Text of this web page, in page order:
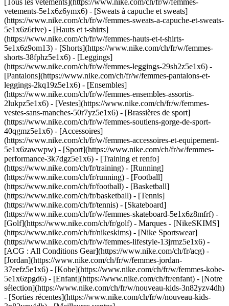
[Tous les vêtements](https://www.nike.com/ch/fr/w/femmes-
vetements-5e1x6z6ymx6) - [Sweats à capuche et sweats]
(https://www.nike.com/ch/fr/w/femmes-sweats-a-capuche-et-sweats-
5e1x6z6rive) - [Hauts et t-shirts]
(https://www.nike.com/ch/fr/w/femmes-hauts-et-t-shirts-
5e1x6z9om13) - [Shorts](https://www.nike.com/ch/fr/w/femmes-
shorts-38fphz5e1x6) - [Leggings]
(https://www.nike.com/ch/fr/w/femmes-leggings-29sh2z5e1x6) -
[Pantalons](https://www.nike.com/ch/fr/w/femmes-pantalons-et-
leggings-2kq19z5e1x6) - [Ensembles]
(https://www.nike.com/ch/fr/w/femmes-ensembles-assortis-
2lukpz5e1x6) - [Vestes](https://www.nike.com/ch/fr/w/femmes-
vestes-sans-manches-50r7yz5e1x6) - [Brassières de sport]
(https://www.nike.com/ch/fr/w/femmes-soutiens-gorge-de-sport-
40qgmz5e1x6) - [Accessoires]
(https://www.nike.com/ch/fr/w/femmes-accessoires-et-equipement-
5e1x6zawwpw) - [Sport](https://www.nike.com/ch/fr/w/femmes-
performance-3k7dgz5e1x6) - [Training et renfo]
(https://www.nike.com/ch/fr/training) - [Running]
(https://www.nike.com/ch/fr/running) - [Football]
(https://www.nike.com/ch/fr/football) - [Basketball]
(https://www.nike.com/ch/fr/basketball) - [Tennis]
(https://www.nike.com/ch/fr/tennis) - [Skateboard]
(https://www.nike.com/ch/fr/w/femmes-skateboard-5e1x6z8mfrf) -
[Golf](https://www.nike.com/ch/fr/golf) - Marques - [NikeSKIMS]
(https://www.nike.com/ch/fr/nikeskims) - [Nike Sportswear]
(https://www.nike.com/ch/fr/w/femmes-lifestyle-13jrmz5e1x6) -
[ACG : All Conditions Gear](https://www.nike.com/ch/fr/acg) -
[Jordan](https://www.nike.com/ch/fr/w/femmes-jordan-
37eefz5e1x6) - [Kobe](https://www.nike.com/ch/fr/w/femmes-kobe-
5e1x6zpgd6) - [Enfant](https://www.nike.com/ch/fr/enfant) - [Notre
sélection](https://www.nike.com/ch/fr/w/nouveau-kids-3n82yzv4dh)
- [Sorties récentes](https://www.nike.com/ch/fr/w/nouveau-kids-